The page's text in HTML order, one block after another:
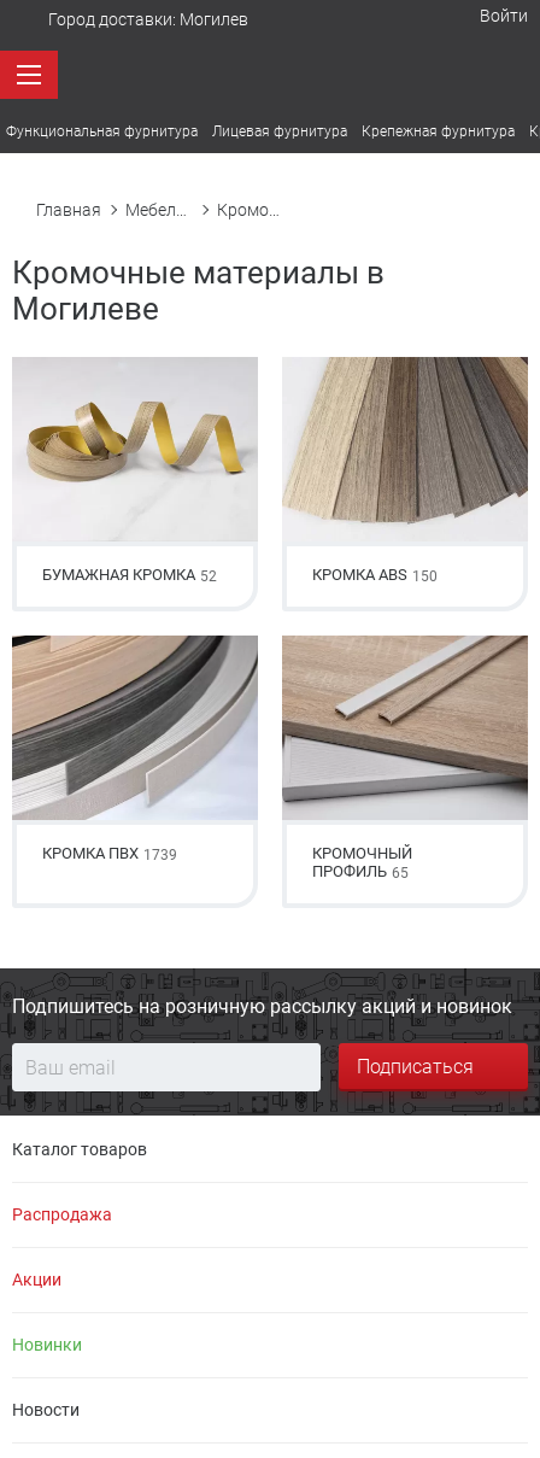
Город доставки: Могилев Войти
Функциональная фурнитура Лицевая фурнитура Крепежная фурнитура
Главная
Кромочные материалы в
Могилеве
БУМАЖНАЯ КРОМКА 52 КРОМКА ABS 150
КРОМКА ПВХ 1739
КРОМОЧНЫЙ
ПРОФИЛЬ 65
Подпишитесь на розничную рассылку акций и новинок
Подписаться
Каталог товаров
Распродажа
Акции
Новинки
Новости